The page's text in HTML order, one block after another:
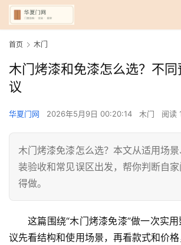
首页 木门
木门烤漆和免漆怎么选？不
议
华夏门网 2026年5月9日 00:20:14 木门 阅读
木门烤漆免漆怎么选？本文从适用场
装验收和常见误区出发，帮你判断自
得做。
这篇围绕“木门烤漆免漆”做一次实
议先看结构和使用场景，再看款式和价